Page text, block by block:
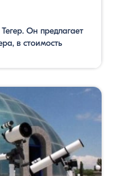
Он предлагает
в стоимость
каждое утро в
санузел с
имеют выход
бассейн. …